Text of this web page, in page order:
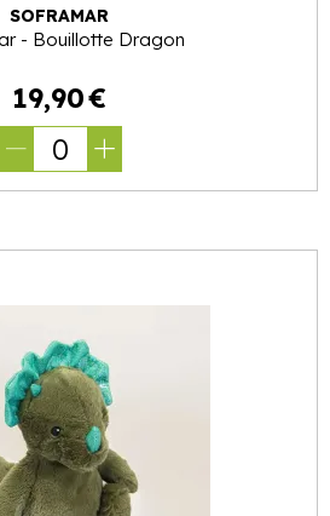
SOFRAMAR
- Bouillotte Dragon
19,90€
0